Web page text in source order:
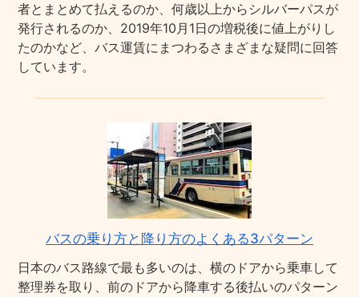
者とまとめて払えるのか、何歳以上からシルバーパスが
発行されるのか、2019年10月1日の増税後に値上がりし
たのかなど、バス運賃にまつわるさまざまな疑問に回答
しています。
バスの乗り方と降り方のよくある3パターン
日本のバス路線で最も多いのは、横のドアから乗車して
整理券を取り、前のドアから降車する後払いのパターン